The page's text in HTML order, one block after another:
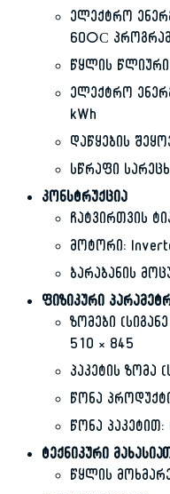
ელექტრო
60°С
წყლის
ელექტრო
kWh
დაწყების
სწრაფი
კონსტრუქცია
ჩატვირთვის
მოტორი:
ბარაბანის
ფიზიკური
ზომები
510 × 845
პაკეტის ზომა
წონა
წონა პაკეტით:
ტექნიკური
წყლის